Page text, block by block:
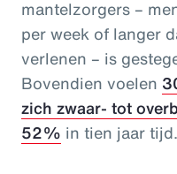
mantelzorgers –
per week of langer
verlenen – is
Bovendien voelen
zich zwaar- tot
52% in tien jaar tijd.